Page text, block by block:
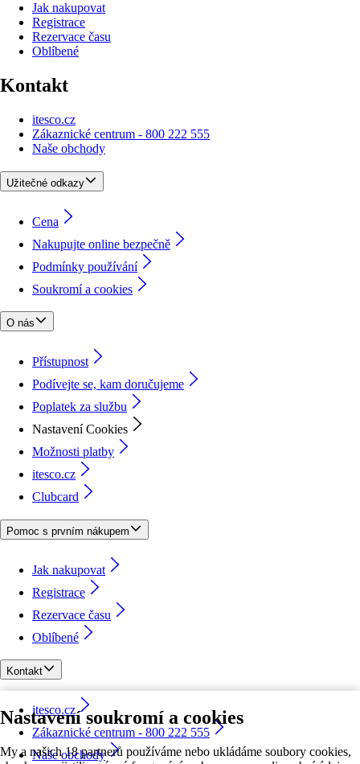
Nastavení soukromí a cookies
My a našich 18 partnerů používáme nebo ukládáme soubory cookies,
Jak nakupovat
Registrace
Rezervace času
Oblíbené
Kontakt
itesco.cz
Zákaznické centrum - 800 222 555
Naše obchody
Užitečné odkazy
Cena
Nakupujte online bezpečně
Podmínky používání
Soukromí a cookies
O nás
Přístupnost
Podívejte se, kam doručujeme
Poplatek za službu
Nastavení Cookies
Možnosti platby
itesco.cz
Clubcard
Pomoc s prvním nákupem
Jak nakupovat
Registrace
Rezervace času
Oblíbené
Kontakt
itesco.cz
Zákaznické centrum - 800 222 555
Naše obchody